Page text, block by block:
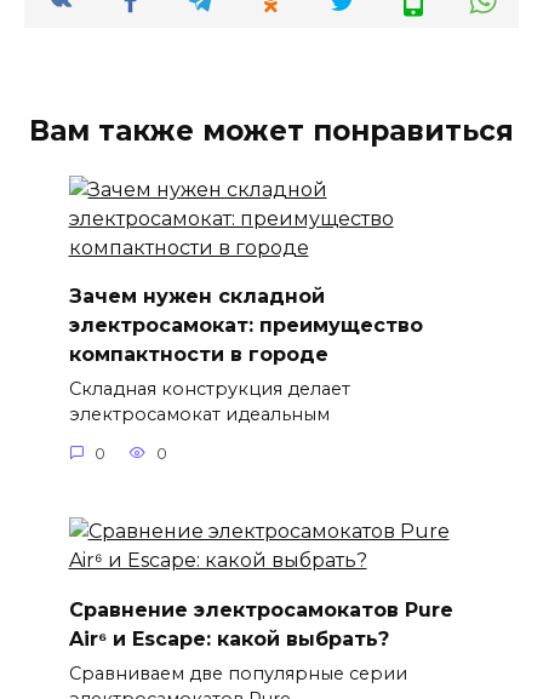
Вам также может понравиться
Зачем нужен складной
электросамокат: преимущество
компактности в городе
Складная конструкция делает
электросамокат идеальным
0 0
Сравнение электросамокатов Pure
Air⁶ и Escape: какой выбрать?
Сравниваем две популярные серии